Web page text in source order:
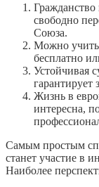
Гражданство
свободно
Союза.
Можно
бесплатно
Устойчивая
гарантирует
Жизнь в
интересна,
Самым простым
станет участие в
Наиболее